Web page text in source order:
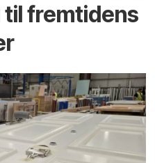
fremtidens